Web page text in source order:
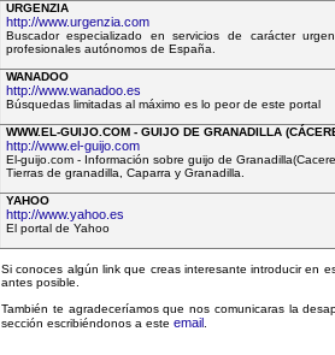
URGENZIA
http://www.urgenzia.com
Buscador especializado en servicios de carácter
profesionales autónomos de España.
WANADOO
http://www.wanadoo.es
Búsquedas limitadas al máximo es lo peor de este portal
WWW.EL-GUIJO.COM - GUIJO DE GRANADILLA
http://www.el-guijo.com
El-guijo.com - Información sobre guijo de
Tierras de granadilla, Caparra y Granadilla.
YAHOO
http://www.yahoo.es
El portal de Yahoo
Si conoces algún link que creas interesante introducir en
antes posible.
También te agradeceríamos que nos comunicaras la
sección escribiéndonos a este email